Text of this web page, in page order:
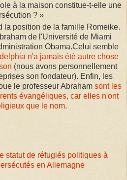
à la maison constitue-t-elle une
? »
la position de la famille Romeike.
de l'Université de Miami
Obama.Celui semble
n'a jamais été autre chose
(nous avons personnellement
son fondateur). Enfin, les
le professeur Abraham sont les
évangéliques, car elles n'ont
que le nom.
statut de réfugiés politiques à
en Allemagne